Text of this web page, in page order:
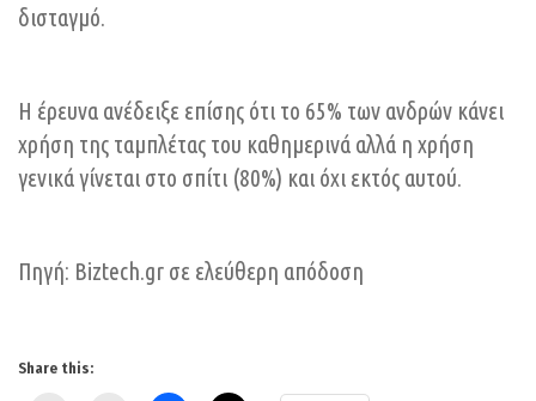
δισταγμό.
Η έρευνα ανέδειξε επίσης ότι το 65% των ανδρών κάνει
χρήση της ταμπλέτας του καθημερινά αλλά η χρήση
γενικά γίνεται στο σπίτι (80%) και όχι εκτός αυτού.
Πηγή: Biztech.gr σε ελεύθερη απόδοση
Share this: